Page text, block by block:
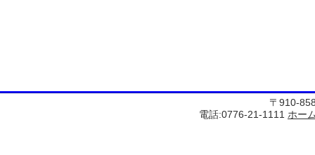
〒910-
電話:0776-21-1111 ホー